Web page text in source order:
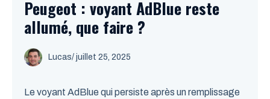
Peugeot : voyant AdBlue reste
allumé, que faire ?
Lucas/ juillet 25, 2025
Le voyant AdBlue qui persiste après un remplissage